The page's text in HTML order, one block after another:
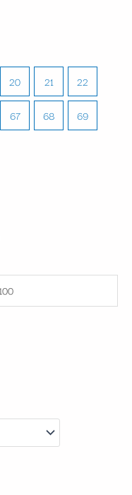
20 21 22
67 68 69